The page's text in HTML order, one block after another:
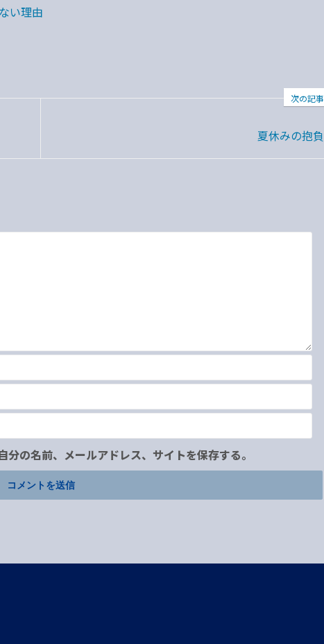
い理由
次の記事
夏休みの抱負
の名前、メールアドレス、サイトを保存する。